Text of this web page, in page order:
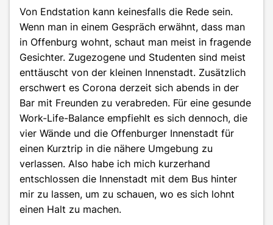
Von Endstation kann keinesfalls die Rede sein.
Wenn man in einem Gespräch erwähnt, dass man
in Offenburg wohnt, schaut man meist in fragende
Gesichter. Zugezogene und Studenten sind meist
enttäuscht von der kleinen Innenstadt. Zusätzlich
erschwert es Corona derzeit sich abends in der
Bar mit Freunden zu verabreden. Für eine gesunde
Work-Life-Balance empfiehlt es sich dennoch, die
vier Wände und die Offenburger Innenstadt für
einen Kurztrip in die nähere Umgebung zu
verlassen. Also habe ich mich kurzerhand
entschlossen die Innenstadt mit dem Bus hinter
mir zu lassen, um zu schauen, wo es sich lohnt
einen Halt zu machen.